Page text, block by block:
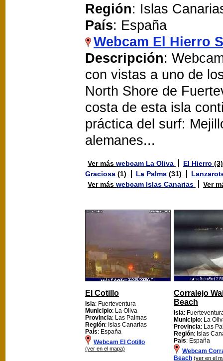
Región: Islas
País: España
Webcam El Hierro
Descripción:
con vistas a uno de
North Shore de
costa de esta isla
práctica del surf:
alemanes...
Ver más webcam La Oliva El Hierro
Graciosa (1) La Palma (31)
Ver más webcam Islas Canarias Ver
El Cotillo
Isla: Fuerteventura
Municipio: La Oliva
Provincia: Las Palmas
Región: Islas Canarias
País: España
Webcam El Cotillo
(ver en el mapa)
Corralejo
Beach
Isla:
Municipio: La
Provincia: Las
Región: Islas
País: España
Webcam
Beach (ver en el